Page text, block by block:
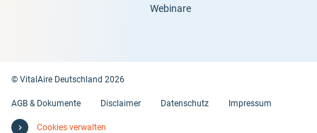
Webinare
© VitalAire Deutschland 2026
AGB & Dokumente Disclaimer Datenschutz Impressum
Cookies verwalten